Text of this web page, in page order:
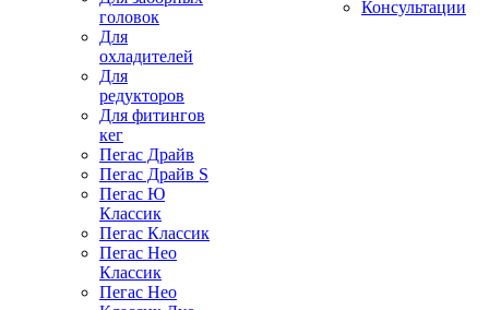
головок
Для
охладителей
Для
редукторов
Для фитингов
кег
Пегас Драйв
Пегас Драйв S
Пегас Ю
Классик
Пегас Классик
Пегас Нео
Классик
Пегас Нео
Консультации